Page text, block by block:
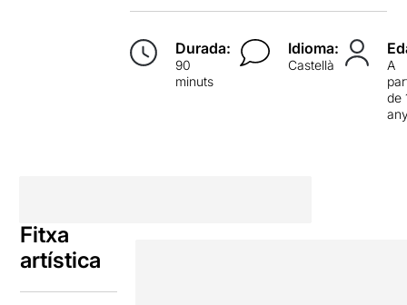
Durada:
90
minuts
Idioma:
Castellà
A
de
Fitxa
artística